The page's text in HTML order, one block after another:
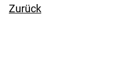
Zurück